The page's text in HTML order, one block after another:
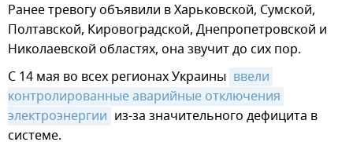
Ранее тревогу объявили в Харьковской, Сумской,
Полтавской, Кировоградской, Днепропетровской и
Николаевской областях, она звучит до сих пор.
С 14 мая во всех регионах Украины ввели
контролированные аварийные отключения
электроэнергии из-за значительного дефицита в
системе.